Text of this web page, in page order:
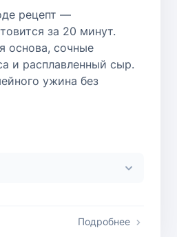
рецепт —
за 20 минут.
основа, сочные
и расплавленный сыр.
ужина без
Подробнее